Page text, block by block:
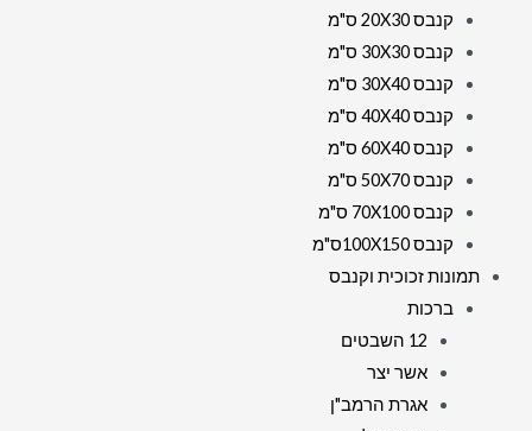
קנבס 20X30 ס"מ
קנבס 30X30 ס"מ
קנבס 30X40 ס"מ
קנבס 40X40 ס"מ
קנבס 60X40 ס"מ
קנבס 50X70 ס"מ
קנבס 70X100 ס"מ
קנבס 100X150ס"מ
תמונות זכוכית וקנבס
ברכות
12 השבטים
אשר יצר
אגרת הרמב"ן